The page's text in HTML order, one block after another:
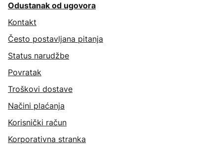
Odustanak od ugovora
Kontakt
Često postavljana pitanja
Status narudžbe
Povratak
Troškovi dostave
Načini plaćanja
Korisnički račun
Korporativna stranka